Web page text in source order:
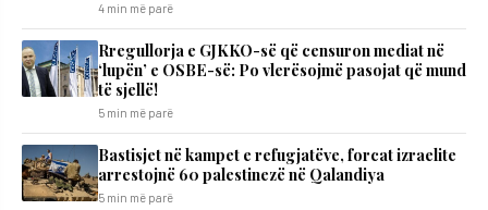
4 min më parë
Rregullorja e GJKKO-së që censuron mediat në
‘lupën’ e OSBE-së: Po vlerësojmë pasojat që mund
të sjellë!
5 min më parë
Bastisjet në kampet e refugjatëve, forcat izraelite
arrestojnë 60 palestinezë në Qalandiya
5 min më parë